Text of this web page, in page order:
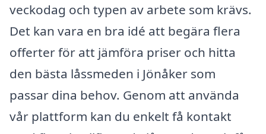
veckodag och typen av arbete som krävs.
Det kan vara en bra idé att begära flera
offerter för att jämföra priser och hitta
den bästa låssmeden i Jönåker som
passar dina behov. Genom att använda
vår plattform kan du enkelt få kontakt